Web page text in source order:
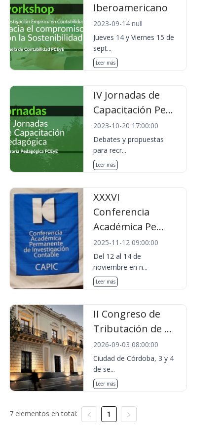
Iberoamericano
2023-09-14 null
Jueves 14 y Viernes 15 de
sept...
Leer más
IV Jornadas de
Capacitación Pe...
2023-10-20 17:00:00
Debates y propuestas
para recr...
Leer más
XXXVI
Conferencia
Académica Pe...
2025-11-12 09:00:00
Del 12 al 14 de
noviembre en n...
Leer más
II Congreso de
Tributación de ...
2026-09-03 08:00:00
Ciudad de Córdoba, 3 y 4
de se...
Leer más
7 elementos en total: 1